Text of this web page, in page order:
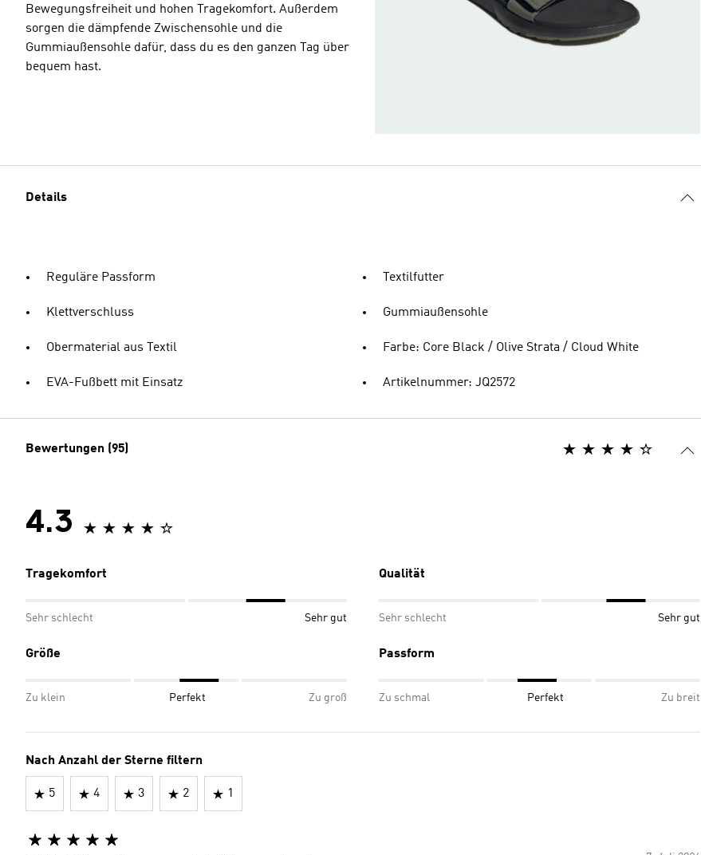
Bewegungsfreiheit und hohen Tragekomfort. Außerdem
sorgen die dämpfende Zwischensohle und die
Gummiaußensohle dafür, dass du es den ganzen Tag über
bequem hast.
Details
Reguläre Passform
Klettverschluss
Obermaterial aus Textil
EVA-Fußbett mit Einsatz
Textilfutter
Gummiaußensohle
Farbe: Core Black / Olive Strata / Cloud White
Artikelnummer: JQ2572
Bewertungen (95)
4.3
Tragekomfort
Sehr schlecht Sehr gut
Qualität
Sehr schlecht Sehr gut
Größe
Zu klein Perfekt Zu groß
Passform
Zu schmal Perfekt Zu breit
Nach Anzahl der Sterne filtern
5 4 3 2 1